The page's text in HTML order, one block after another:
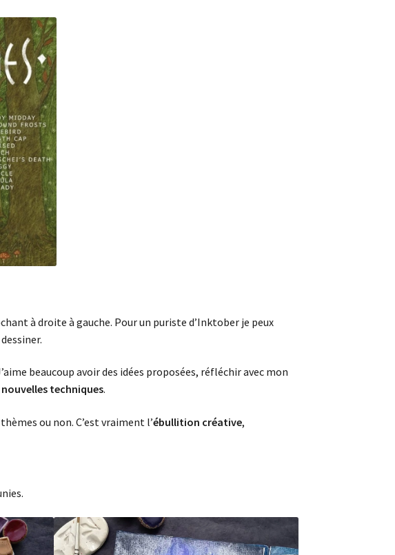
à droite à gauche. Pour un puriste d’Inktober je peux
beaucoup avoir des idées proposées, réfléchir avec mon
nouvelles techniques.
ou non. C’est vraiment l’ébullition créative,